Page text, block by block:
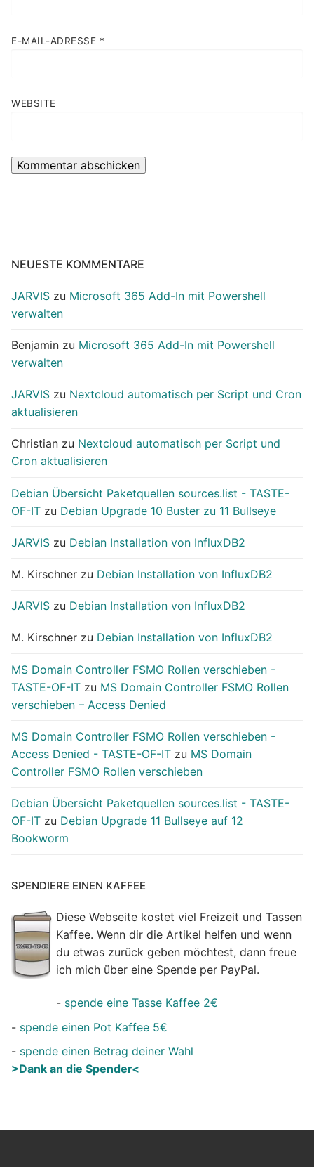
E-MAIL-ADRESSE *
WEBSITE
NEUESTE KOMMENTARE
JARVIS zu Microsoft 365 Add-In mit Powershell
verwalten
Benjamin zu Microsoft 365 Add-In mit Powershell
verwalten
JARVIS zu Nextcloud automatisch per Script und Cron
aktualisieren
Christian zu Nextcloud automatisch per Script und
Cron aktualisieren
Debian Übersicht Paketquellen sources.list - TASTE-
OF-IT zu Debian Upgrade 10 Buster zu 11 Bullseye
JARVIS zu Debian Installation von InfluxDB2
M. Kirschner zu Debian Installation von InfluxDB2
JARVIS zu Debian Installation von InfluxDB2
M. Kirschner zu Debian Installation von InfluxDB2
MS Domain Controller FSMO Rollen verschieben -
TASTE-OF-IT zu MS Domain Controller FSMO Rollen
verschieben – Access Denied
MS Domain Controller FSMO Rollen verschieben -
Access Denied - TASTE-OF-IT zu MS Domain
Controller FSMO Rollen verschieben
Debian Übersicht Paketquellen sources.list - TASTE-
OF-IT zu Debian Upgrade 11 Bullseye auf 12
Bookworm
SPENDIERE EINEN KAFFEE
Diese Webseite kostet viel Freizeit und Tassen
Kaffee. Wenn dir die Artikel helfen und wenn
du etwas zurück geben möchtest, dann freue
ich mich über eine Spende per PayPal.
- spende eine Tasse Kaffee 2€
- spende einen Pot Kaffee 5€
- spende einen Betrag deiner Wahl
>Dank an die Spender<